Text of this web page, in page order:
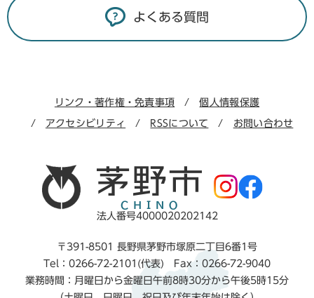
よくある質問
リンク・著作権・免責事項 個人情報保護
アクセシビリティ RSSについて お問い合わせ
法人番号4000020202142
〒391-8501 長野県茅野市塚原二丁目6番1号
Tel：0266-72-2101(代表) Fax：0266-72-9040
業務時間：月曜日から金曜日午前8時30分から午後5時15分